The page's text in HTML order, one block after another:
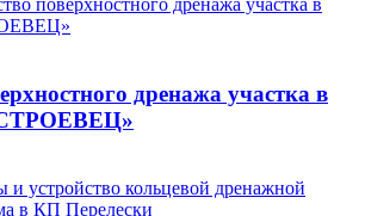
дренажа участка в